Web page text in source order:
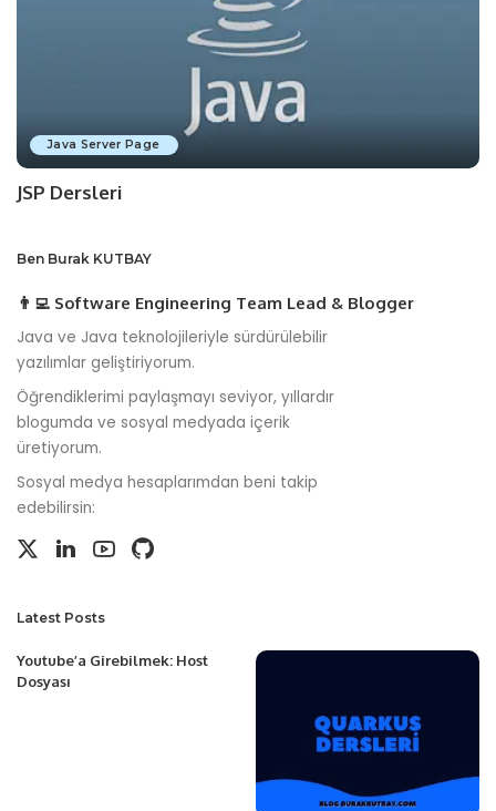
Java Server Page
JSP Dersleri
Ben Burak KUTBAY
👨‍💻 Software Engineering Team Lead & Blogger
Java ve Java teknolojileriyle sürdürülebilir
yazılımlar geliştiriyorum.
Öğrendiklerimi paylaşmayı seviyor, yıllardır
blogumda ve sosyal medyada içerik
üretiyorum.
Sosyal medya hesaplarımdan beni takip
edebilirsin:
Latest Posts
Youtube’a Girebilmek: Host
Dosyası